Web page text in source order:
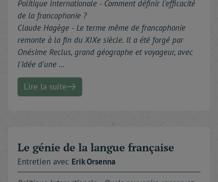
Politique Internationale - Comment définir l'efficacité
de la francophonie ?
Claude Hagège - Le terme même de francophonie
remonte à la fin du XIXe siècle. Il a été forgé par
Onésime Reclus, grand géographe et voyageur, avec
l'idée d'une …
Lire la suite
Le génie de la langue française
Entretien avec ErikOrsenna